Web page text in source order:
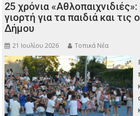
25 χρόνια
γιορτή για τα παιδιά και τις
Δήμου
21 Ιουλίου 2026 Τοπικά Νέα